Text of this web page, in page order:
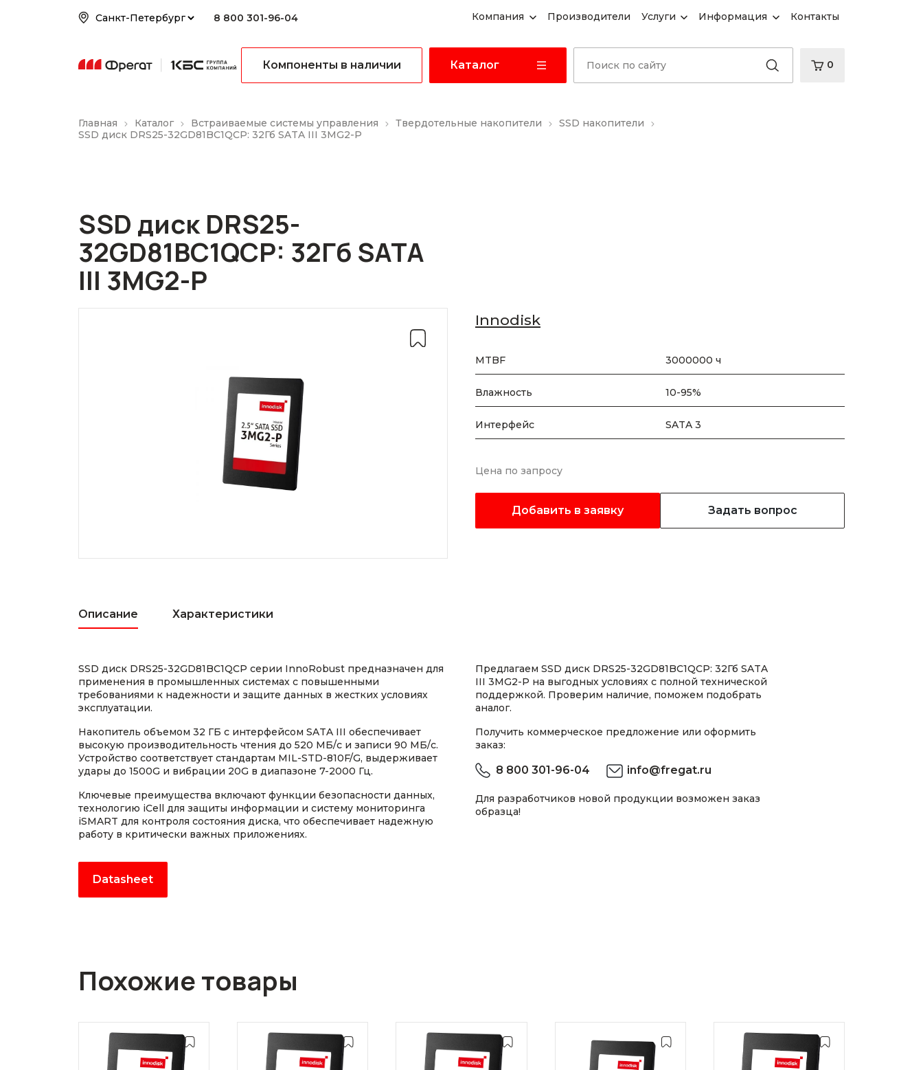
8 800 301-96-04 Компания Производители Услуги Информация Контакты
Компоненты в наличии Каталог 0
Главная Каталог Встраиваемые системы управления Твердотельные накопители
SSD накопители
SSD диск DRS25-32GD81BC1QCP: 32Гб SATA III 3MG2-P
SSD диск DRS25-
32GD81BC1QCP: 32Гб SATA
III 3MG2-P
Innodisk
MTBF 3000000 ч
Влажность 10-95%
Интерфейс SATA 3
Цена по запросу
Добавить в заявку Задать вопрос
Описание Характеристики
SSD диск DRS25-32GD81BC1QCP серии InnoRobust предназначен для
применения в промышленных системах с повышенными
требованиями к надежности и защите данных в жестких условиях
эксплуатации.
Накопитель объемом 32 ГБ с интерфейсом SATA III обеспечивает
высокую производительность чтения до 520 МБ/с и записи 90 МБ/с.
Устройство соответствует стандартам MIL-STD-810F/G, выдерживает
удары до 1500G и вибрации 20G в диапазоне 7-2000 Гц.
Ключевые преимущества включают функции безопасности данных,
технологию iCell для защиты информации и систему мониторинга
iSMART для контроля состояния диска, что обеспечивает надежную
работу в критически важных приложениях.
Datasheet
Предлагаем SSD диск DRS25-32GD81BC1QCP: 32Гб SATA
III 3MG2-P на выгодных условиях с полной технической
поддержкой. Проверим наличие, поможем подобрать
аналог.
Получить коммерческое предложение или оформить
заказ:
8 800 301-96-04 info@fregat.ru
Для разработчиков новой продукции возможен заказ
образца!
Похожие товары